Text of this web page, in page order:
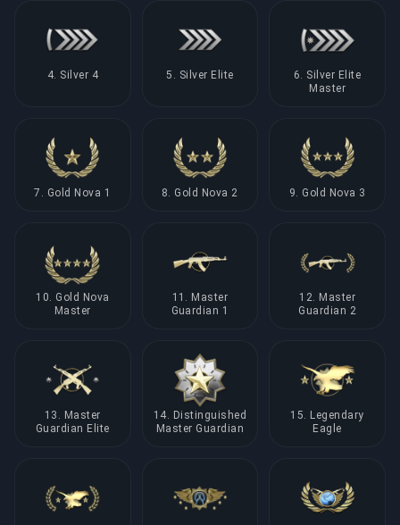
4. Silver 4 5. Silver Elite
6. Silver Elite
Master
7. Gold Nova 1 8. Gold Nova 2 9. Gold Nova 3
10. Gold Nova
Master
11. Master
Guardian 1
12. Master
Guardian 2
13. Master
Guardian Elite
14. Distinguished
Master Guardian
15. Legendary
Eagle